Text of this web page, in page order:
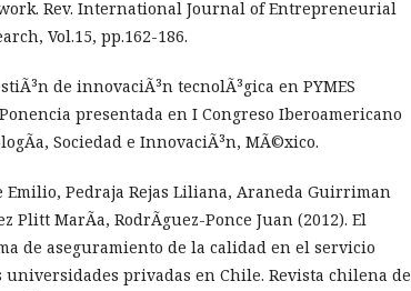
Rev. International Journal of Entrepreneurial
Vol.15, pp.162-186.
de innovaciÃ³n tecnolÃ³gica en PYMES
presentada en I Congreso Iberoamericano
Sociedad e InnovaciÃ³n, MÃ©xico.
Emilio, Pedraja Rejas Liliana, Araneda Guirriman
Plitt MarÃ­a, RodrÃ­guez-Ponce Juan (2012). El
de aseguramiento de la calidad en el servicio
universidades privadas en Chile. Revista chilena de